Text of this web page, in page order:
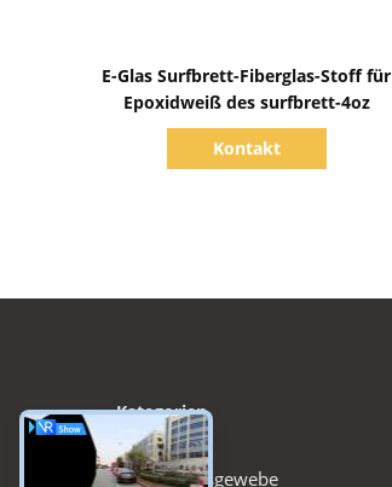
E-Glas Surfbrett-Fiberglas-Stoff für
Epoxidweiß des surfbrett-4oz
Kontakt
Kategorien
Fiberglasgewebe